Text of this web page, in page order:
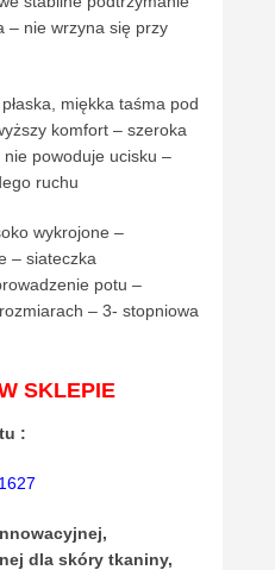
– nie wrzyna się przy
miękka taśma pod
komfort – szeroka
nie powoduje ucisku –
ruchu
wykrojone –
– siateczka
potu –
– 3- stopniowa
SKLEPIE
:
dla skóry tkaniny,